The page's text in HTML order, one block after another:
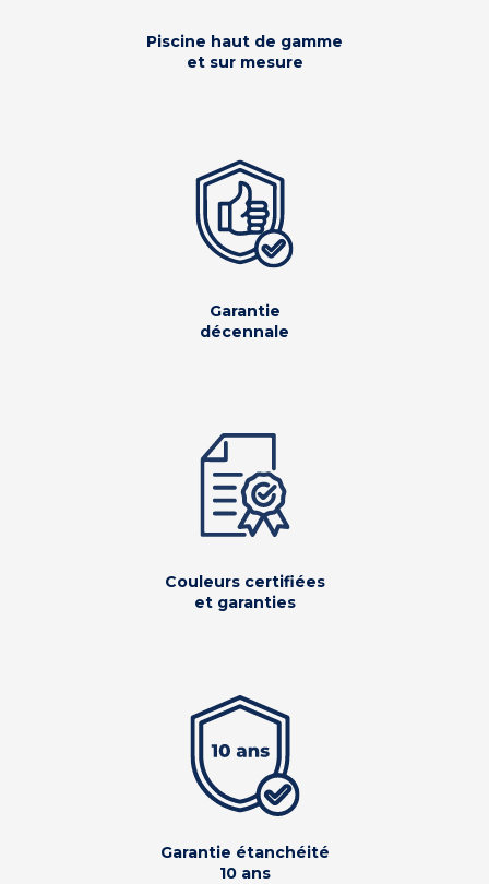
Piscine haut de gamme
et sur mesure
Garantie
décennale
Couleurs certifiées
et garanties
Garantie étanchéité
10 ans